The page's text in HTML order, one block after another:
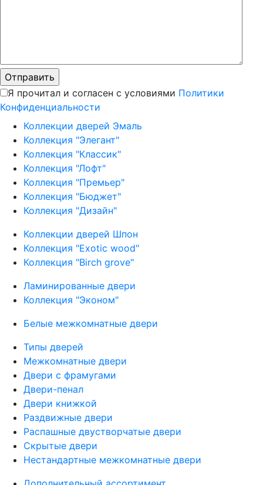
Я прочитал и согласен с условиями Политики
Конфиденциальности
Коллекции дверей Эмаль
Коллекция "Элегант"
Коллекция "Классик"
Коллекция "Лофт"
Коллекция "Премьер"
Коллекция "Бюджет"
Коллекция "Дизайн"
Коллекции дверей Шпон
Коллекция "Exotic wood"
Коллекция "Birch grove"
Ламинированные двери
Коллекция "Эконом"
Белые межкомнатные двери
Типы дверей
Межкомнатные двери
Двери с фрамугами
Двери-пенал
Двери книжкой
Раздвижные двери
Распашные двустворчатые двери
Скрытые двери
Нестандартные межкомнатные двери